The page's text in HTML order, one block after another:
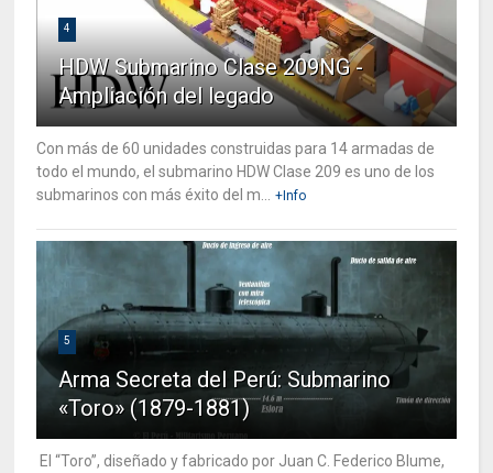
4
HDW Submarino Clase 209NG -
Ampliación del legado
Con más de 60 unidades construidas para 14 armadas de
todo el mundo, el submarino HDW Clase 209 es uno de los
submarinos con más éxito del m...
+Info
5
Arma Secreta del Perú: Submarino
«Toro» (1879-1881)
El “Toro”, diseñado y fabricado por Juan C. Federico Blume,